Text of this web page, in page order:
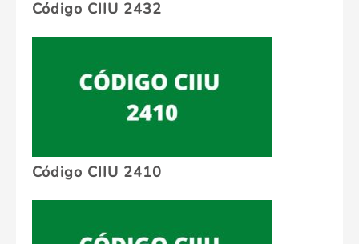
Código CIIU 2432
Código CIIU 2410